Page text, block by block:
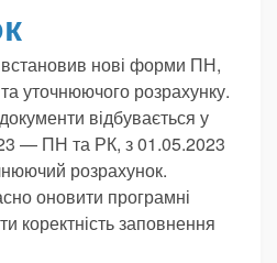
нові форми ПН,
уточнюючого розрахунку.
відбувається у
— ПН та РК, з 01.05.2023
розрахунок.
оновити програмні
коректність заповнення